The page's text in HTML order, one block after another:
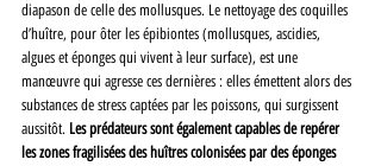
diapason de celle des mollusques. Le nettoyage des coquilles
d’huître, pour ôter les épibiontes (mollusques, ascidies,
algues et éponges qui vivent à leur surface), est une
manœuvre qui agresse ces dernières : elles émettent alors des
substances de stress captées par les poissons, qui surgissent
aussitôt. Les prédateurs sont également capables de repérer
les zones fragilisées des huîtres colonisées par des éponges